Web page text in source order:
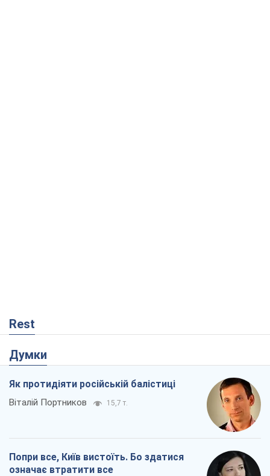
Rest
Думки
Як протидіяти російській балістиці
Віталій Портников 15,7 т.
Попри все, Київ вистоїть. Бо здатися
означає втратити все